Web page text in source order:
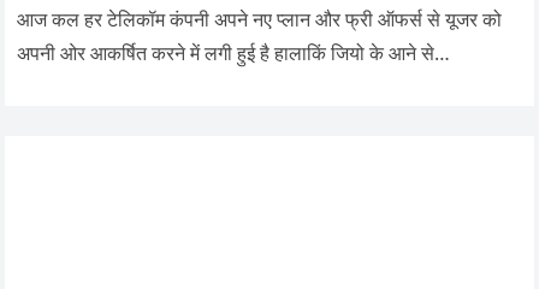
आज कल हर टेलिकॉम कंपनी अपने नए प्लान और फ्री ऑफर्स से यूजर को
अपनी ओर आकर्षित करने में लगी हुई है हालाकिं जियो के आने से…